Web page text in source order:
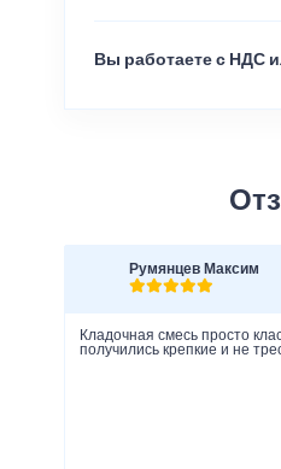
Вы работаете с НДС
Румянцев Максим
Кладочная смесь просто
получились крепкие и не